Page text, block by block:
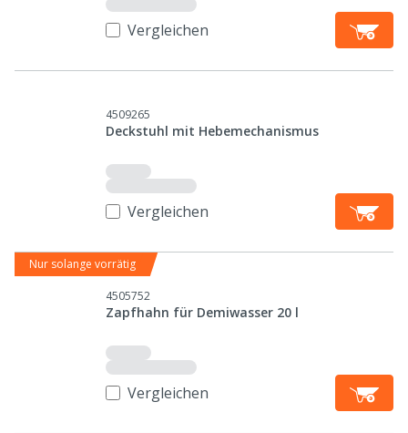
Vergleichen
4509265
Deckstuhl mit Hebemechanismus
Vergleichen
Nur solange vorrätig
4505752
Zapfhahn für Demiwasser 20 l
Vergleichen